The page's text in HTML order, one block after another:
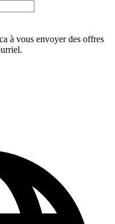
à vous envoyer des offres